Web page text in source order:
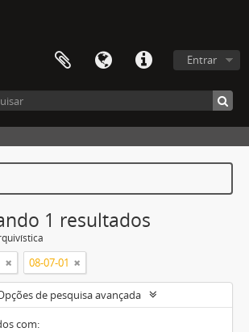
Entrar
1 resultados
08-07-01
de pesquisa avançada
com: